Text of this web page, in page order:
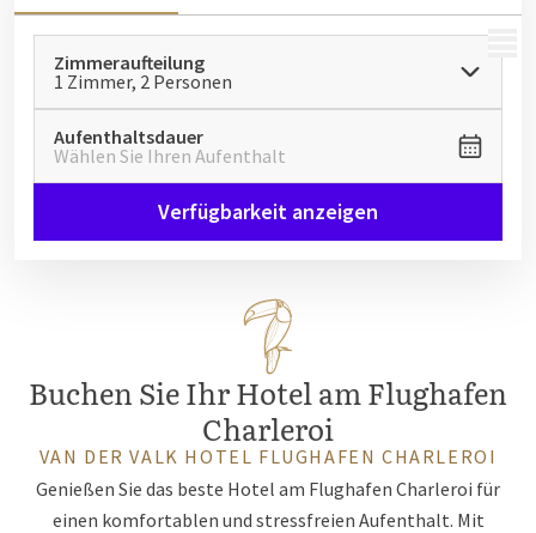
MENÜ
Zimmeraufteilung
1 Zimmer, 2 Personen
Aufenthaltsdauer
Wählen Sie Ihren Aufenthalt
Verfügbarkeit anzeigen
Buchen Sie Ihr Hotel am Flughafen
Charleroi
VAN DER VALK HOTEL FLUGHAFEN CHARLEROI
Genießen Sie das beste Hotel am Flughafen Charleroi für
einen komfortablen und stressfreien Aufenthalt. Mit